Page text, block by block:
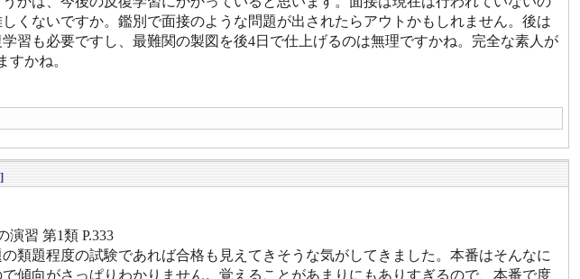
くないですか。鑑別で面接のような問題が出されたらアウトかもしれません。後は
習も必要ですし、最難関の製図を後4日で仕上げるのは無理ですかね。完全な素人が
すかね。
習 第1類 P.333
類題程度の試験であれば合格も見えてきそうな気がしてきました。本番はそんなに
傾向がさっぱりわかりません。覚えることがあまりにもありすぎるので、本番で度